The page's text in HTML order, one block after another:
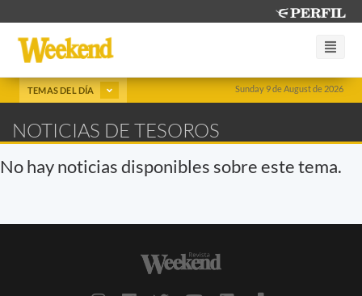
Sunday 9 de August de 2026
TEMAS DEL DÍA
NOTICIAS DE TESOROS
No hay noticias disponibles sobre este tema.